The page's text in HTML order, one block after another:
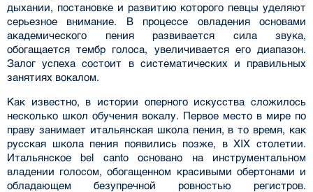
дыхании, постановке и развитию которого певцы уделяют
серьезное внимание. В процессе овладения основами
академического пения развивается сила звука,
обогащается тембр голоса, увеличи­вается его диапазон.
Залог успеха состоит в систематических и правильных
занятиях вокалом.
Как известно, в истории оперного искусства сложилось
несколько школ обучения вокалу. Первое место в мире по
праву занимает итальянская школа пения, в то время, как
русская шко­ла пения появились позже, в XIX столетии.
Итальянское bel canto основано на инструменталь­ном
владении голосом, обогащенном красивыми обертонами и
обладающем безупречной ров­ностью регистров.